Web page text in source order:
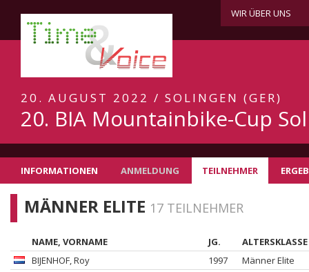
WIR ÜBER UNS
20. AUGUST 2022 / SOLINGEN (GER)
20. BIA Mountainbike-Cup
INFORMATIONEN ANMELDUNG TEILNEHMER
MÄNNER ELITE 17 TEILNEHMER
NAME, VORNAME JG.
ALTERSKLASSE
BIJENHOF, Roy 1997
Männer Elite